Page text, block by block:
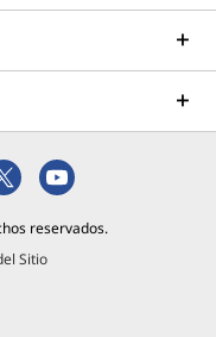
reservados.
Sitio